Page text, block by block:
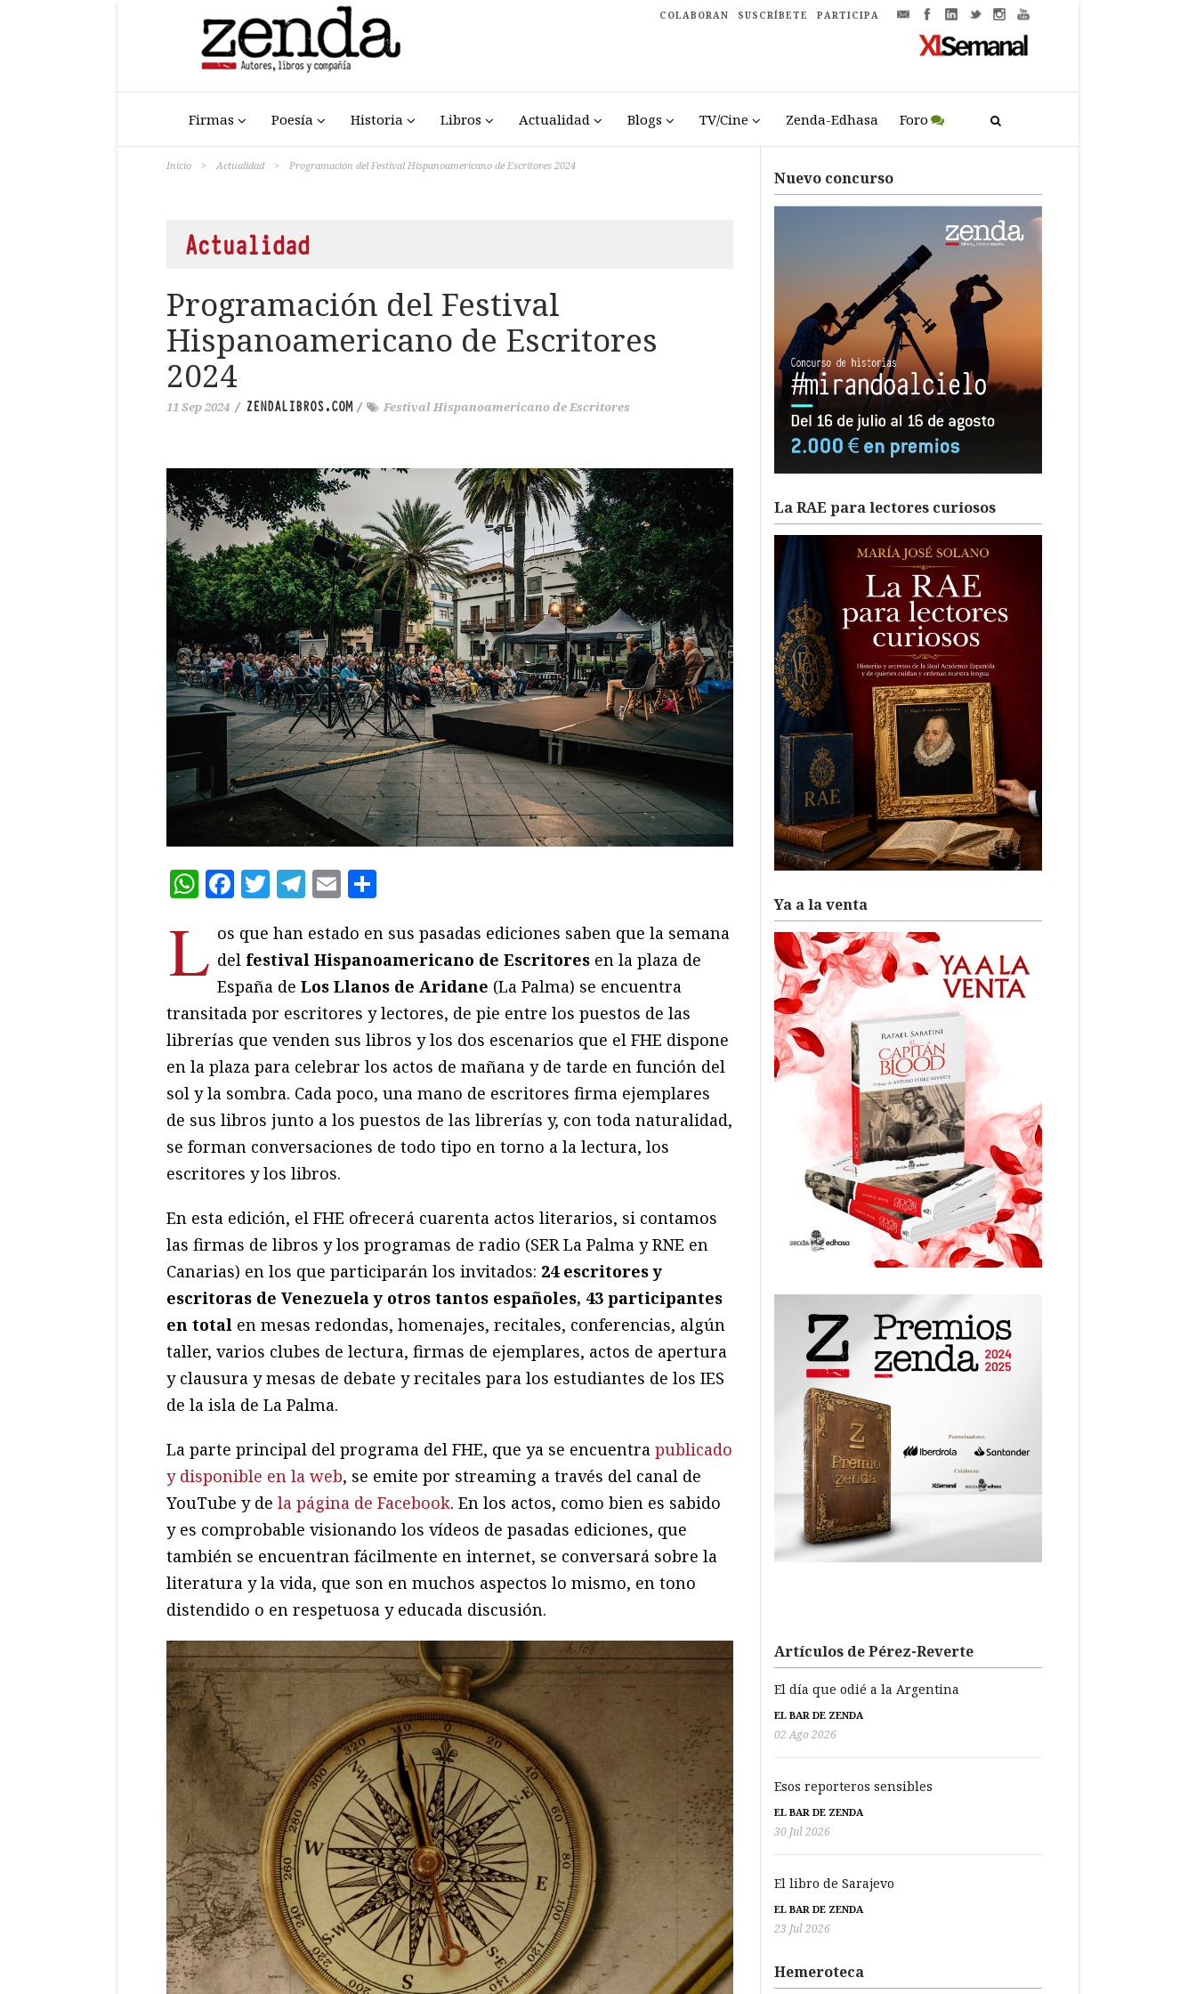
COLABORAN SUSCRÍBETE PARTICIPA
Firmas Poesía Historia Libros Actualidad Blogs TV/Cine Zenda-Edhasa Foro
Inicio > Actualidad > Programación del Festival Hispanoamericano de Escritores 2024
Actualidad
Programación del Festival
Hispanoamericano de Escritores
2024
11 Sep 2024 / ZENDALIBROS.COM/ Festival Hispanoamericano de Escritores
WhatsApp
Facebook
Twitter
Telegram
Email
L os que han estado en sus pasadas ediciones saben que la semana
del festival Hispanoamericano de Escritores en la plaza de
España de Los Llanos de Aridane (La Palma) se encuentra
transitada por escritores y lectores, de pie entre los puestos de las
librerías que venden sus libros y los dos escenarios que el FHE dispone
en la plaza para celebrar los actos de mañana y de tarde en función del
sol y la sombra. Cada poco, una mano de escritores firma ejemplares
de sus libros junto a los puestos de las librerías y, con toda naturalidad,
se forman conversaciones de todo tipo en torno a la lectura, los
escritores y los libros.
En esta edición, el FHE ofrecerá cuarenta actos literarios, si contamos
las firmas de libros y los programas de radio (SER La Palma y RNE en
Canarias) en los que participarán los invitados: 24 escritores y
escritoras de Venezuela y otros tantos españoles, 43 participantes
en total en mesas redondas, homenajes, recitales, conferencias, algún
taller, varios clubes de lectura, firmas de ejemplares, actos de apertura
y clausura y mesas de debate y recitales para los estudiantes de los IES
de la isla de La Palma.
La parte principal del programa del FHE, que ya se encuentra publicado
y disponible en la web, se emite por streaming a través del canal de
YouTube y de la página de Facebook. En los actos, como bien es sabido
y es comprobable visionando los vídeos de pasadas ediciones, que
también se encuentran fácilmente en internet, se conversará sobre la
literatura y la vida, que son en muchos aspectos lo mismo, en tono
distendido o en respetuosa y educada discusión.
Nuevo concurso
La RAE para lectores curiosos
Ya a la venta
Artículos de Pérez-Reverte
El día que odié a la Argentina
EL BAR DE ZENDA
02 Ago 2026
Esos reporteros sensibles
EL BAR DE ZENDA
30 Jul 2026
El libro de Sarajevo
EL BAR DE ZENDA
23 Jul 2026
Hemeroteca